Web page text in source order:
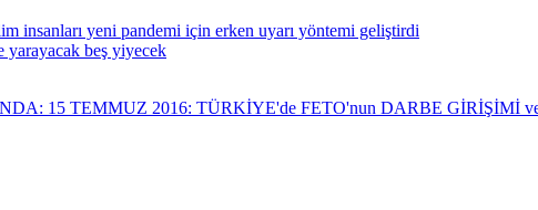
insanları yeni pandemi için erken uyarı yöntemi geliştirdi
yarayacak beş yiyecek
15 TEMMUZ 2016: TÜRKİYE'de FETO'nun DARBE GİRİŞİMİ